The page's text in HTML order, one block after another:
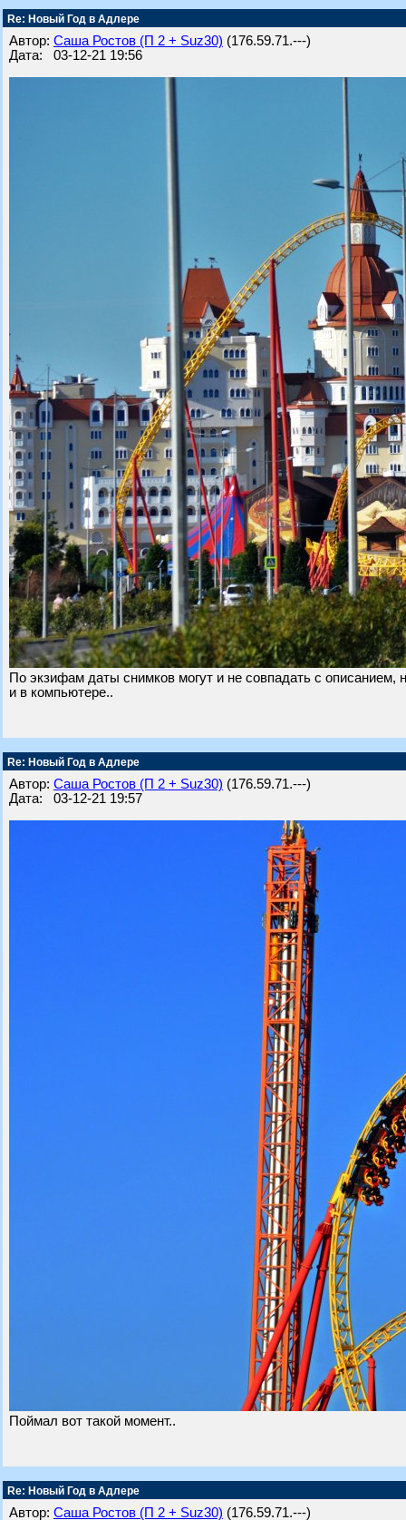
Re: Новый Год в Адлере
Автор: Саша Ростов (П 2 + Suz30) (176.59.71.---)
Дата: 03-12-21 19:56
По экзифам даты снимков могут и не совпадать с описанием,
и в компьютере..
Re: Новый Год в Адлере
Автор: Саша Ростов (П 2 + Suz30) (176.59.71.---)
Дата: 03-12-21 19:57
Поймал вот такой момент..
Re: Новый Год в Адлере
Автор: Саша Ростов (П 2 + Suz30) (176.59.71.---)